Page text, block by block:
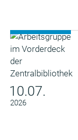
10.07.
2026